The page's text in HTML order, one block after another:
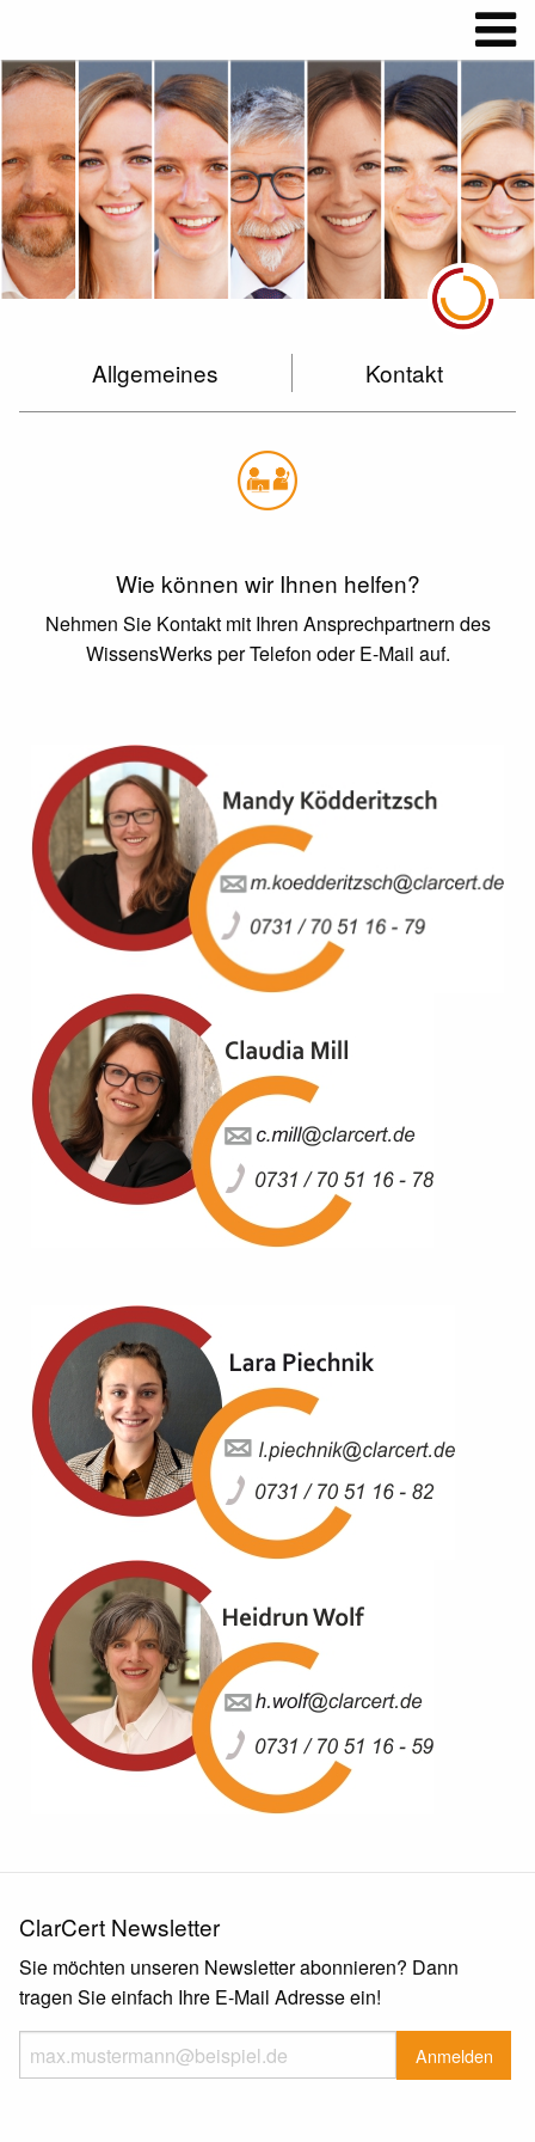
Allgemeines Kontakt
Wie können wir Ihnen helfen?
Nehmen Sie Kontakt mit Ihren Ansprechpartnern des
WissensWerks per Telefon oder E-Mail auf.
ClarCert Newsletter
Sie möchten unseren Newsletter abonnieren? Dann
tragen Sie einfach Ihre E-Mail Adresse ein!